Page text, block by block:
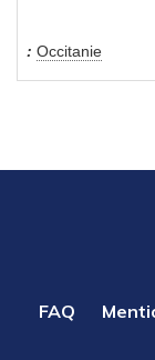
Occitanie
PIED
FAQ